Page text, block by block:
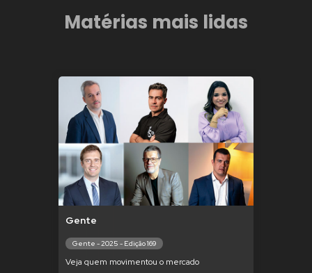
Matérias mais lidas
Gente
Gente - 2025 - Edição 169
Veja quem movimentou o mercado